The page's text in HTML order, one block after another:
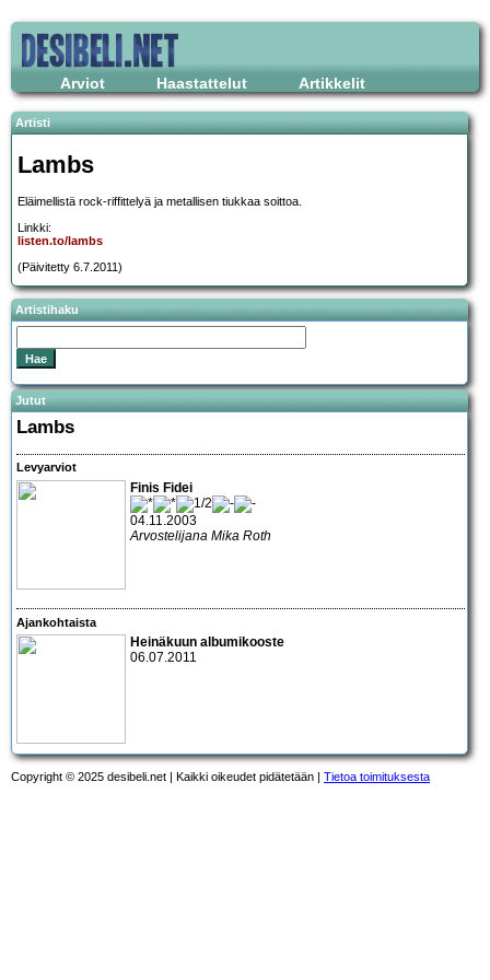
Arviot Haastattelut Artikkelit
Artisti
Lambs
Eläimellistä rock-riffittelyä ja metallisen tiukkaa soittoa.
Linkki:
listen.to/lambs
(Päivitetty 6.7.2011)
Artistihaku
Jutut
Lambs
Levyarviot
Finis Fidei
04.11.2003
Arvostelijana Mika Roth
Ajankohtaista
Heinäkuun albumikooste
06.07.2011
Copyright © 2025 desibeli.net | Kaikki oikeudet pidätetään | Tietoa toimituksesta